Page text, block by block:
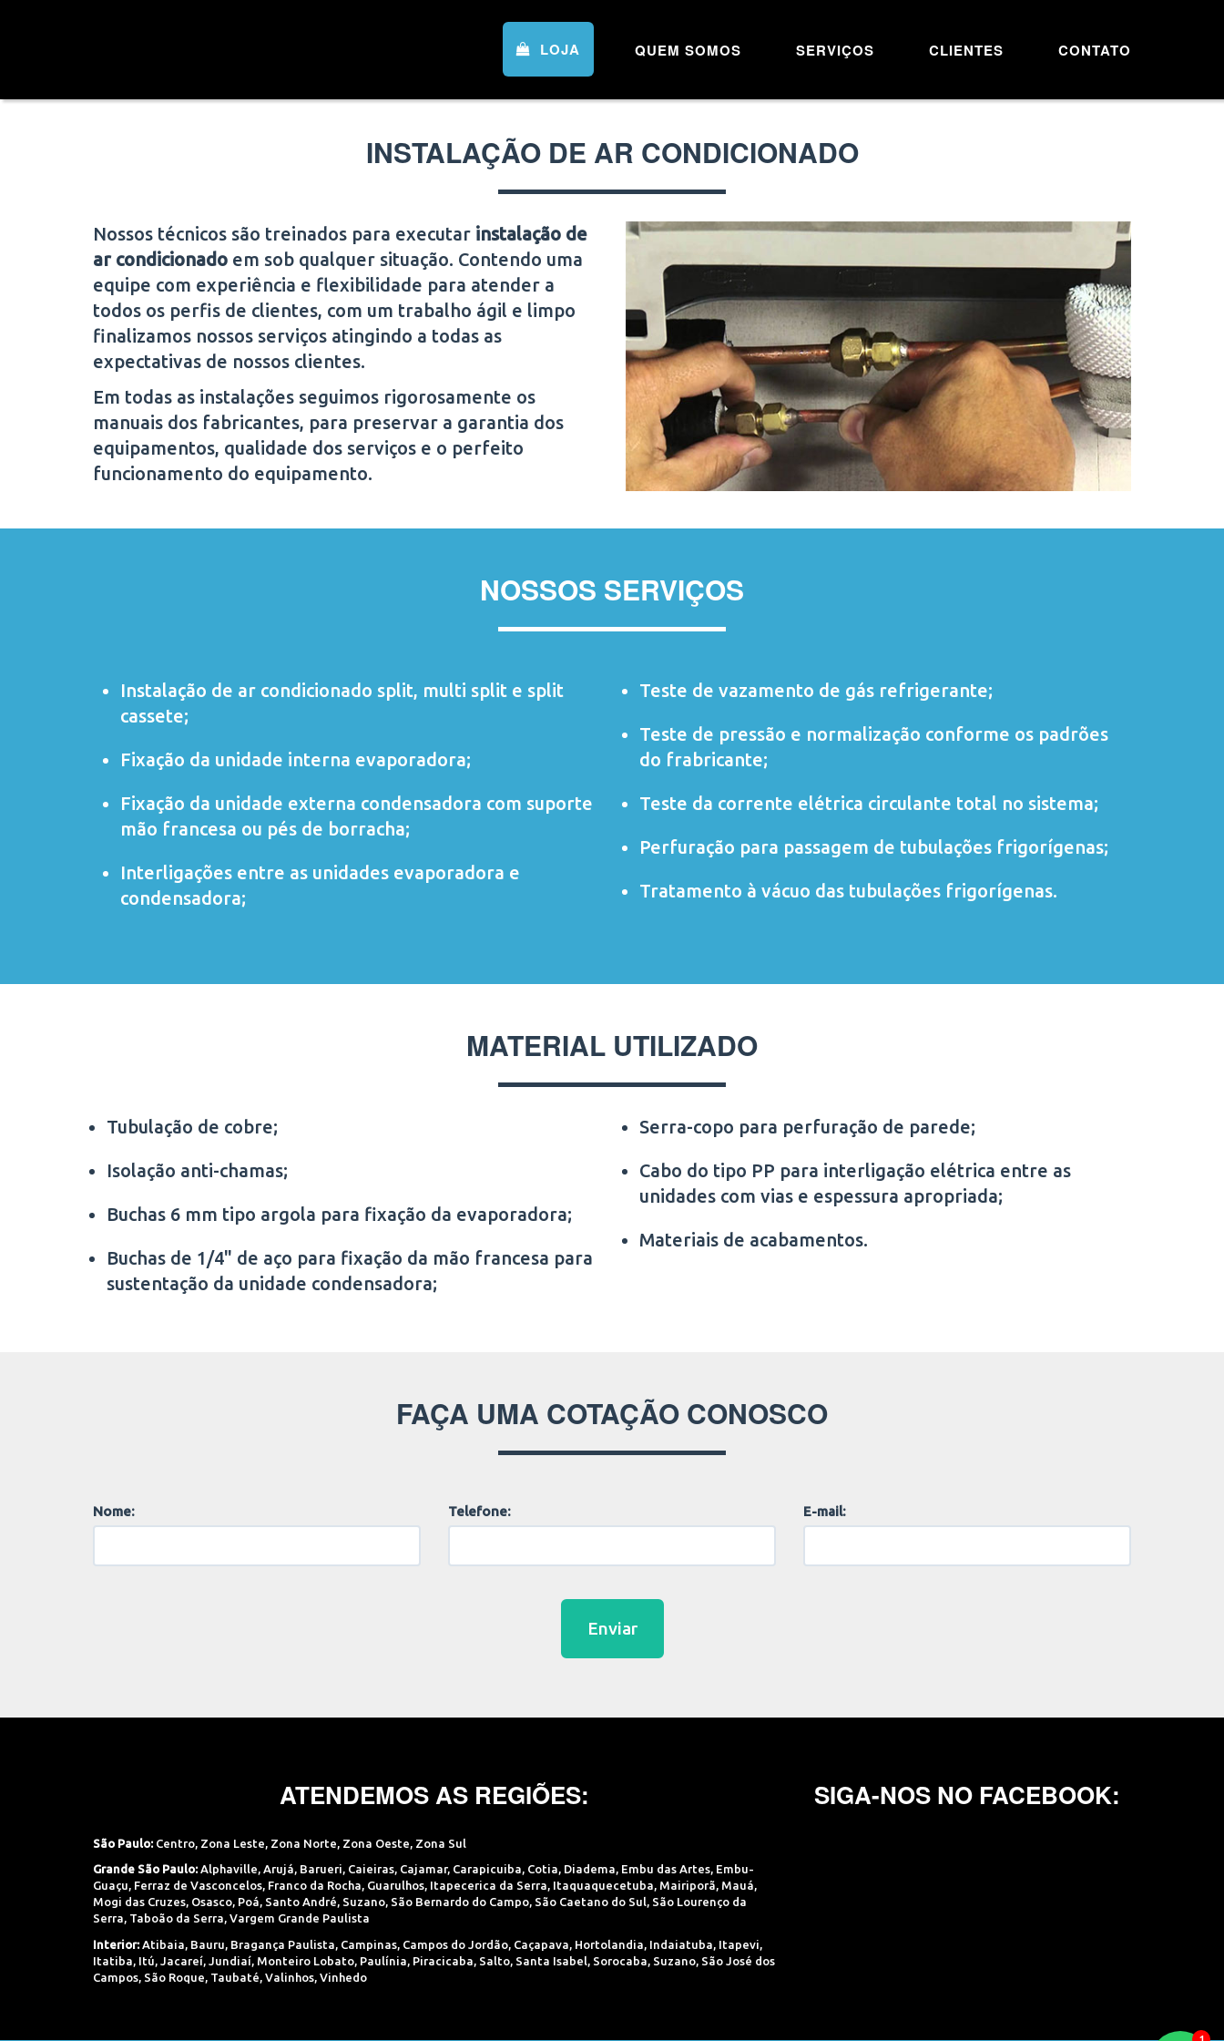
LOJA QUEM SOMOS SERVIÇOS CLIENTES CONTATO
INSTALAÇÃO DE AR CONDICIONADO
Nossos técnicos são treinados para executar instalação de
ar condicionado em sob qualquer situação. Contendo uma
equipe com experiência e flexibilidade para atender a
todos os perfis de clientes, com um trabalho ágil e limpo
finalizamos nossos serviços atingindo a todas as
expectativas de nossos clientes.
Em todas as instalações seguimos rigorosamente os
manuais dos fabricantes, para preservar a garantia dos
equipamentos, qualidade dos serviços e o perfeito
funcionamento do equipamento.
NOSSOS SERVIÇOS
Instalação de ar condicionado split, multi split e split
cassete;
Fixação da unidade interna evaporadora;
Fixação da unidade externa condensadora com suporte
mão francesa ou pés de borracha;
Interligações entre as unidades evaporadora e
condensadora;
Teste de vazamento de gás refrigerante;
Teste de pressão e normalização conforme os padrões
do frabricante;
Teste da corrente elétrica circulante total no sistema;
Perfuração para passagem de tubulações frigorígenas;
Tratamento à vácuo das tubulações frigorígenas.
MATERIAL UTILIZADO
Tubulação de cobre;
Isolação anti-chamas;
Buchas 6 mm tipo argola para fixação da evaporadora;
Buchas de 1/4" de aço para fixação da mão francesa para
sustentação da unidade condensadora;
Serra-copo para perfuração de parede;
Cabo do tipo PP para interligação elétrica entre as
unidades com vias e espessura apropriada;
Materiais de acabamentos.
FAÇA UMA COTAÇÃO CONOSCO
Nome: Telefone: E-mail:
Enviar
ATENDEMOS AS REGIÕES:
São Paulo: Centro Zona Leste Zona Norte Zona Oeste Zona Sul
Grande São Paulo: Alphaville, Arujá, Barueri, Caieiras, Cajamar, Carapicuiba, Cotia, Diadema, Embu das Artes, Embu-
Guaçu, Ferraz de Vasconcelos, Franco da Rocha, Guarulhos, Itapecerica da Serra, Itaquaquecetuba, Mairiporã, Mauá,
Mogi das Cruzes, Osasco, Poá, Santo André, Suzano, São Bernardo do Campo, São Caetano do Sul, São Lourenço da
Serra, Taboão da Serra, Vargem Grande Paulista
Interior: Atibaia Bauru Bragança Paulista Campinas Campos do Jordão Caçapava Hortolandia Indaiatuba Itapevi
Itatiba Itú Jacareí Jundiaí Monteiro Lobato Paulínia Piracicaba Salto Santa Isabel Sorocaba Suzano São José dos
Campos São Roque Taubaté Valinhos Vinhedo
SIGA-NOS NO FACEBOOK: